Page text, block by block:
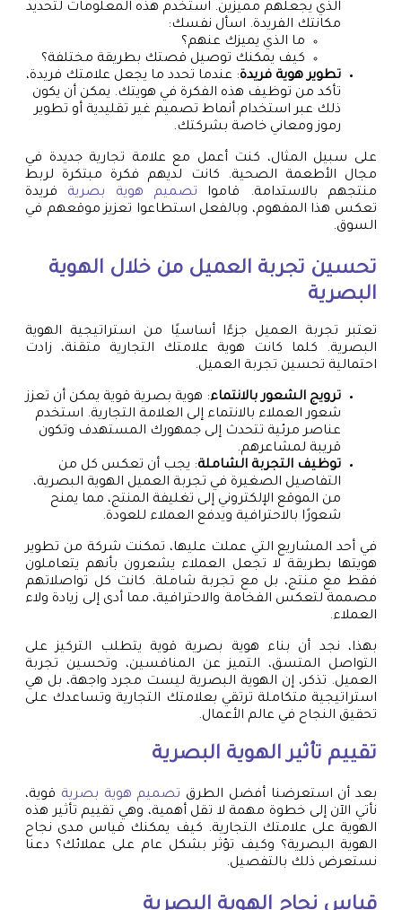
الذي يجعلهم مميزين. استخدم هذه المعلومات لتحديد
مكانتك الفريدة. اسأل نفسك:
ما الذي يميزك عنهم؟
كيف يمكنك توصيل قصتك بطريقة مختلفة؟
تطوير هوية فريدة: عندما تحدد ما يجعل علامتك فريدة،
تأكد من توظيف هذه الفكرة في هويتك. يمكن أن يكون
ذلك عبر استخدام أنماط تصميم غير تقليدية أو تطوير
رموز ومعاني خاصة بشركتك.
على سبيل المثال، كنت أعمل مع علامة تجارية جديدة في
مجال الأطعمة الصحية. كانت لديهم فكرة مبتكرة لربط
منتجهم بالاستدامة. قاموا تصميم هوية بصرية فريدة
تعكس هذا المفهوم، وبالفعل استطاعوا تعزيز موقعهم في
السوق.
تحسين تجربة العميل من خلال الهوية
البصرية
تعتبر تجربة العميل جزءًا أساسيًا من استراتيجية الهوية
البصرية. كلما كانت هوية علامتك التجارية متقنة، زادت
احتمالية تحسين تجربة العميل.
ترويج الشعور بالانتماء: هوية بصرية قوية يمكن أن تعزز
شعور العملاء بالانتماء إلى العلامة التجارية. استخدم
عناصر مرئية تتحدث إلى جمهورك المستهدف وتكون
قريبة لمشاعرهم.
توظيف التجربة الشاملة: يجب أن تعكس كل من
التفاصيل الصغيرة في تجربة العميل الهوية البصرية،
من الموقع الإلكتروني إلى تغليفة المنتج، مما يمنح
شعورًا بالاحترافية ويدفع العملاء للعودة.
في أحد المشاريع التي عملت عليها، تمكنت شركة من تطوير
هويتها بطريقة لا تجعل العملاء يشعرون بأنهم يتعاملون
فقط مع منتج، بل مع تجربة شاملة. كانت كل تواصلاتهم
مصممة لتعكس الفخامة والاحترافية، مما أدى إلى زيادة ولاء
العملاء.
بهذا، نجد أن بناء هوية بصرية قوية يتطلب التركيز على
التواصل المتسق، التميز عن المنافسين، وتحسين تجربة
العميل. تذكر، إن الهوية البصرية ليست مجرد واجهة، بل هي
استراتيجية متكاملة ترتقي بعلامتك التجارية وتساعدك على
تحقيق النجاح في عالم الأعمال.
تقييم تأثير الهوية البصرية
بعد أن استعرضنا أفضل الطرق تصميم هوية بصرية قوية،
نأتي الآن إلى خطوة مهمة لا تقل أهمية، وهي تقييم تأثير هذه
الهوية على علامتك التجارية. كيف يمكنك قياس مدى نجاح
الهوية البصرية؟ وكيف تؤثر بشكل عام على عملائك؟ دعنا
نستعرض ذلك بالتفصيل.